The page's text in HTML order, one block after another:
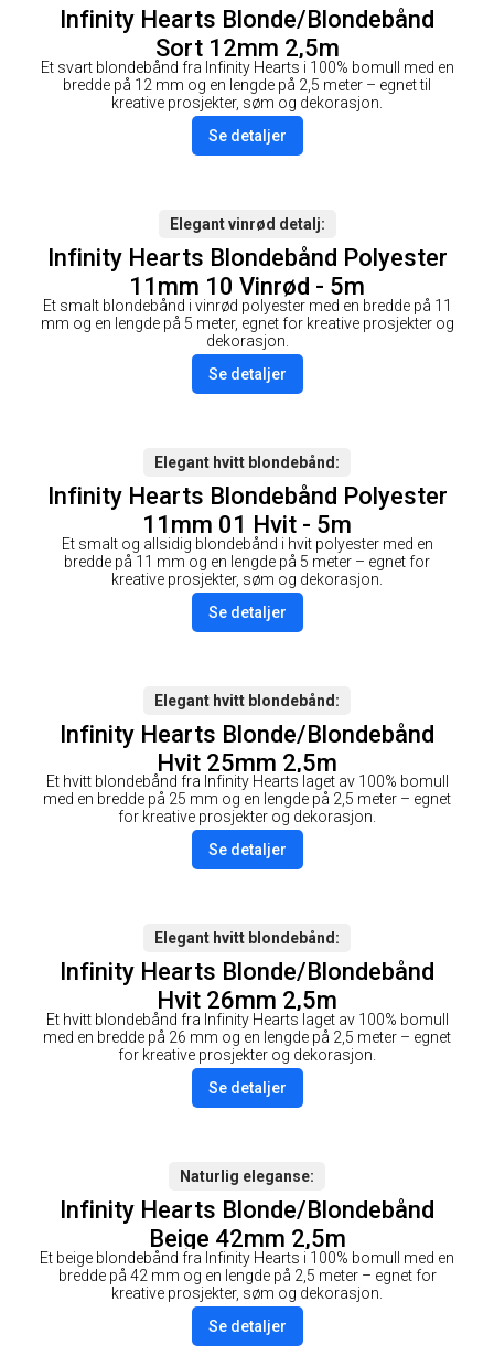
Infinity Hearts Blonde/Blondebånd
Sort 12mm 2,5m
Et svart blondebånd fra Infinity Hearts i 100% bomull med en
bredde på 12 mm og en lengde på 2,5 meter – egnet til
kreative prosjekter, søm og dekorasjon.
Se detaljer
Elegant vinrød detalj
Infinity Hearts Blondebånd Polyester
11mm 10 Vinrød - 5m
Et smalt blondebånd i vinrød polyester med en bredde på 11
mm og en lengde på 5 meter, egnet for kreative prosjekter og
dekorasjon.
Se detaljer
Elegant hvitt blondebånd
Infinity Hearts Blondebånd Polyester
11mm 01 Hvit - 5m
Et smalt og allsidig blondebånd i hvit polyester med en
bredde på 11 mm og en lengde på 5 meter – egnet for
kreative prosjekter, søm og dekorasjon.
Se detaljer
Elegant hvitt blondebånd
Infinity Hearts Blonde/Blondebånd
Hvit 25mm 2,5m
Et hvitt blondebånd fra Infinity Hearts laget av 100% bomull
med en bredde på 25 mm og en lengde på 2,5 meter – egnet
for kreative prosjekter og dekorasjon.
Se detaljer
Elegant hvitt blondebånd
Infinity Hearts Blonde/Blondebånd
Hvit 26mm 2,5m
Et hvitt blondebånd fra Infinity Hearts laget av 100% bomull
med en bredde på 26 mm og en lengde på 2,5 meter – egnet
for kreative prosjekter og dekorasjon.
Se detaljer
Naturlig eleganse
Infinity Hearts Blonde/Blondebånd
Beige 42mm 2,5m
Et beige blondebånd fra Infinity Hearts i 100% bomull med en
bredde på 42 mm og en lengde på 2,5 meter – egnet for
kreative prosjekter, søm og dekorasjon.
Se detaljer